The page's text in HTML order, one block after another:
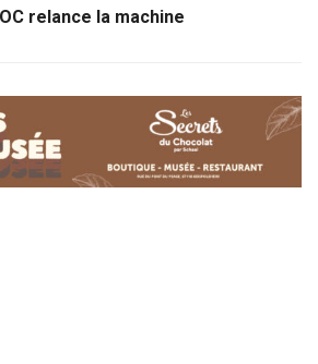
relance la machine